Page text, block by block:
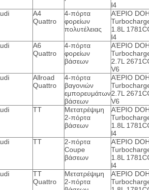
l4
A4
Quattro
4-πόρτα
φορείων
πολυτέλειας
ΑΈΡΙΟ
1.8L
l4
A6
Quattro
4-πόρτα
φορείων
βάσεων
ΑΈΡΙΟ
2.7L
V6
Allroad
Quattro
4-πόρτα
βαγονιών
εμπορευμάτων
βάσεων
ΑΈΡΙΟ
2.7L
V6
TT
Μετατρέψιμη
2-πόρτα
βάσεων
ΑΈΡΙΟ
1.8L
l4
TT
2-πόρτα
Coupe
βάσεων
ΑΈΡΙΟ
1.8L
l4
TT
Quattro
Μετατρέψιμη
2-πόρτα
ΑΈΡΙΟ